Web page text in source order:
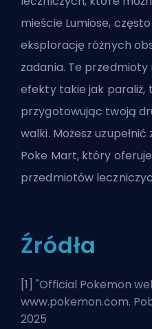
mieście Lumiose,
eksplorację różnych
zadania. Te
efekty takie jak paraliż,
przygotowując twoją
walki. Możesz
Poke Mart, który
przedmiotów
Źródła
[1] "Official Pokemon
www.pokemon.com.
2025